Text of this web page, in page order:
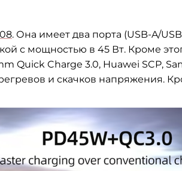
. Она имеет два порта (USB-A/
с мощностью в 45 Вт. Кроме
Quick Charge 3.0, Huawei SCP,
и скачков напряжения.